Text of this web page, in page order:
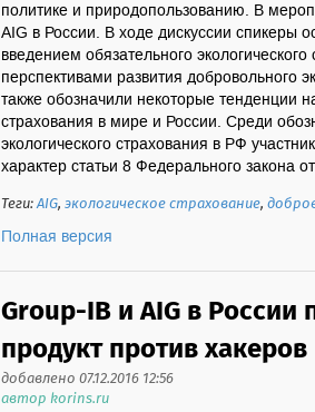
политике и природопользованию. В
AIG в России. В ходе дискуссии спикеры
введением обязательного
перспективами развития добровольного
также обозначили некоторые тенденции
страхования в мире и России. Среди
экологического страхования в РФ
характер статьи 8 Федерального закона
Теги:AIG,экологическое страхование,
Полная версия
Group-IB и AIG в России
продукт против хакеров
добавлено 07.12.2016 12:56
автор korins.ru